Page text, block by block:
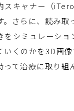
スキャナー（
。さらに、読み
をシミュレーシ
いくのかを3D画
て治療に取り組